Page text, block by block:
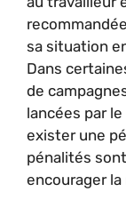
sa situation
Dans
de
lancées par
exister une
pénalités
encourager